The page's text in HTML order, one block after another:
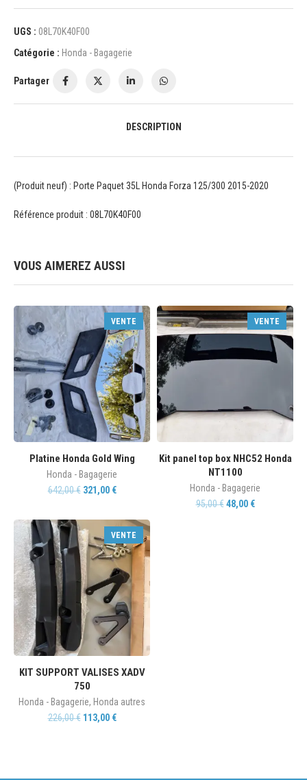
UGS : 08L70K40F00
Catégorie : Honda - Bagagerie
Partager
DESCRIPTION
(Produit neuf) : Porte Paquet 35L Honda Forza 125/300 2015-2020
Référence produit : 08L70K40F00
VOUS AIMEREZ AUSSI
VENTE
Platine Honda Gold Wing
Honda - Bagagerie
642,00€ 321,00 €
VENTE
Kit panel top box NHC52 Honda
NT1100
Honda - Bagagerie
95,00€ 48,00 €
VENTE
KIT SUPPORT VALISES XADV
750
Honda - Bagagerie, Honda autres
226,00€ 113,00 €